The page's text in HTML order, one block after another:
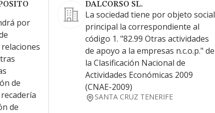
por
de
de
DALCORSO SL.
La sociedad tiene por objeto social
principal la correspondiente al
código 1. "82.99 Otras actividades
de apoyo a la empresas n.c.o.p." de
la Clasificación Nacional de
Actividades Económicas 2009
(CNAE-2009)
SANTA CRUZ TENERIFE